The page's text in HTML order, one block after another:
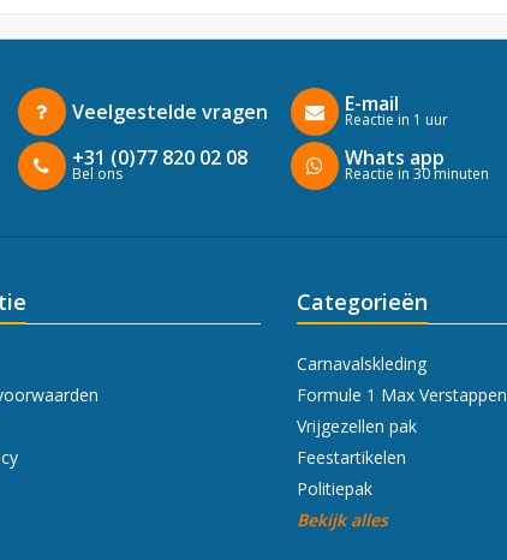
Veelgestelde vragen
+31 (0)77 820 02 08
Bel ons
E-mail
Reactie in 1 uur
Whats app
Reactie in 30 minuten
Categorieën
Carnavalskleding
Formule 1 Max Verstappen
Vrijgezellen pak
Feestartikelen
Politiepak
Bekijk alles